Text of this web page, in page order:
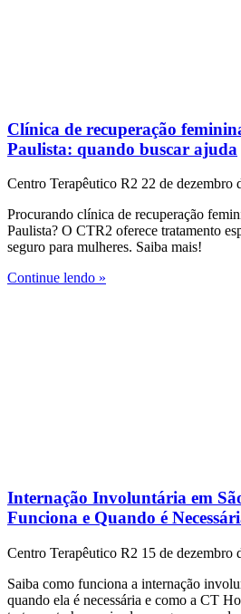
Clínica de recuperação
Paulista: quando buscar ajuda
Centro Terapêutico R2 22 de dezembro
Procurando clínica de recuperação
Paulista? O CTR2 oferece tratamento
seguro para mulheres. Saiba mais!
Continue lendo »
Internação Involuntária em
Funciona e Quando é
Centro Terapêutico R2 15 de dezembro
Saiba como funciona a internação
quando ela é necessária e como a CT